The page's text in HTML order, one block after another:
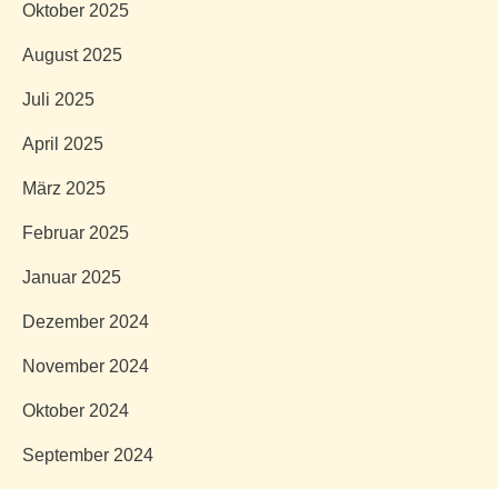
Oktober 2025
August 2025
Juli 2025
April 2025
März 2025
Februar 2025
Januar 2025
Dezember 2024
November 2024
Oktober 2024
September 2024